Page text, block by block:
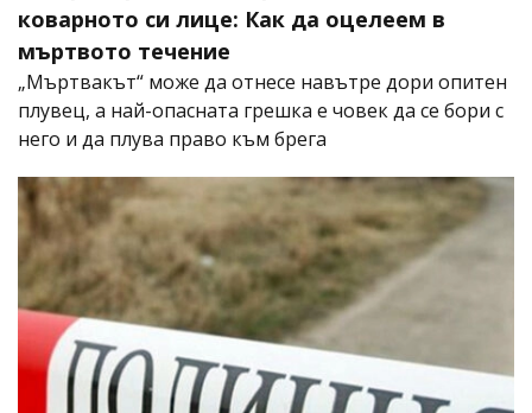
коварното си лице: Как да оцелеем в
мъртвото течение
„Мъртвакът“ може да отнесе навътре дори опитен
плувец, а най-опасната грешка е човек да се бори с
него и да плува право към брега